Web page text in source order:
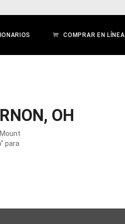
COMPRAR EN LÍNEA
OH
para